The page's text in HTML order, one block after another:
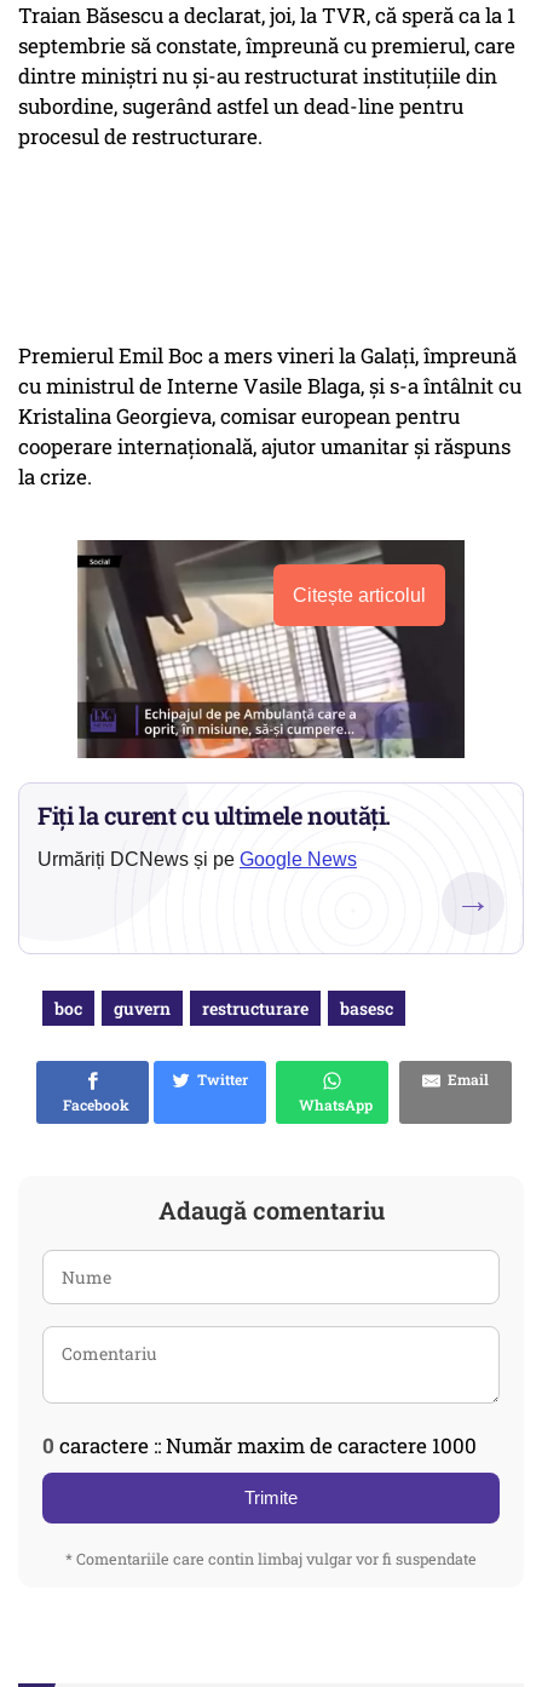
Traian Băsescu a declarat, joi, la TVR, că speră ca la 1
septembrie să constate, împreună cu premierul, care
dintre miniştri nu şi-au restructurat instituţiile din
subordine, sugerând astfel un dead-line pentru
procesul de restructurare.
Premierul Emil Boc a mers vineri la Galaţi, împreună
cu ministrul de Interne Vasile Blaga, și s-a întâlnit cu
Kristalina Georgieva, comisar european pentru
cooperare internațională, ajutor umanitar şi răspuns
la crize.
Citește articolul
Fiți la curent cu ultimele noutăți.
Urmăriți DCNews și pe Google News
→
boc guvern restructurare basesc
Facebook
Twitter
WhatsApp
Email
Adaugă comentariu
0 caractere :: Număr maxim de caractere 1000
Trimite
* Comentariile care contin limbaj vulgar vor fi suspendate